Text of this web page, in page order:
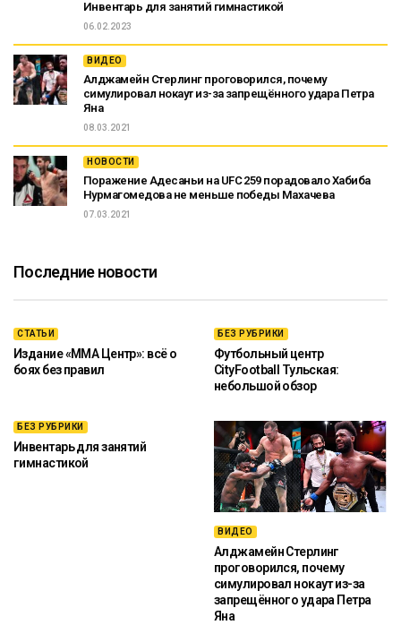
Инвентарь для занятий гимнастикой
06.02.2023
ВИДЕО
Алджамейн Стерлинг проговорился, почему
симулировал нокаут из-за запрещённого удара Петра
Яна
08.03.2021
НОВОСТИ
Поражение Адесаньи на UFC 259 порадовало Хабиба
Нурмагомедова не меньше победы Махачева
07.03.2021
Последние новости
СТАТЬИ
Издание «ММА Центр»: всё о
боях без правил
БЕЗ РУБРИКИ
Футбольный центр
CityFootball Тульская:
небольшой обзор
БЕЗ РУБРИКИ
Инвентарь для занятий
гимнастикой
ВИДЕО
Алджамейн Стерлинг
проговорился, почему
симулировал нокаут из-за
запрещённого удара Петра
Яна